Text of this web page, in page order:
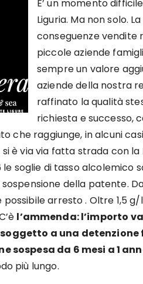
E’ un momento
Liguria. Ma non solo.
conseguenze vendite
piccole aziende
sempre un valore
aziende della nostra
raffinato la qualità
richiesta e successo,
che raggiunge, in alcuni
è via via fatta strada con la
le soglie di tasso alcolemico
della patente.
arresto . Oltre 1,5
l’ammenda: l’importo
a una detenzione
sospesa da 6 mesi a 1
più lungo.